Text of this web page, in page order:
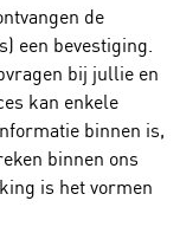
de
een bevestiging.
bij jullie en
kan enkele
binnen is,
binnen ons
is het vormen